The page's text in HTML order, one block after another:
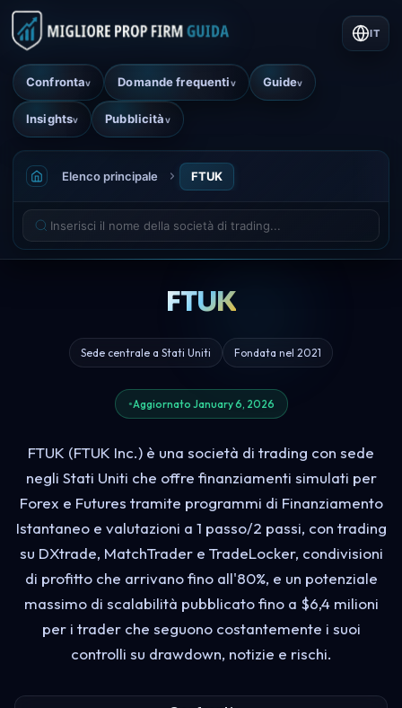
Confrontav Domande frequentiv Guidev
Insightsv Pubblicitàv
IT
Elenco principale FTUK
FTUK
Sede centrale a Stati Uniti Fondata nel 2021
Aggiornato January 6, 2026
FTUK (FTUK Inc.) è una società di trading con sede
negli Stati Uniti che offre finanziamenti simulati per
Forex e Futures tramite programmi di Finanziamento
Istantaneo e valutazioni a 1 passo/2 passi, con trading
su DXtrade, MatchTrader e TradeLocker, condivisioni
di profitto che arrivano fino all'80%, e un potenziale
massimo di scalabilità pubblicato fino a $6,4 milioni
per i trader che seguono costantemente i suoi
controlli su drawdown, notizie e rischi.